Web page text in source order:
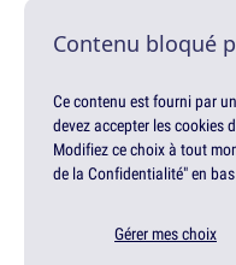
Contenu bloqué
Ce contenu est fourni par
devez accepter les cookies
Modifiez ce choix à tout
de la Confidentialité" en
Gérer mes choix